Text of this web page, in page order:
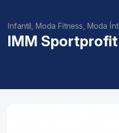
Infantil, Moda Fitness, Moda
IMM